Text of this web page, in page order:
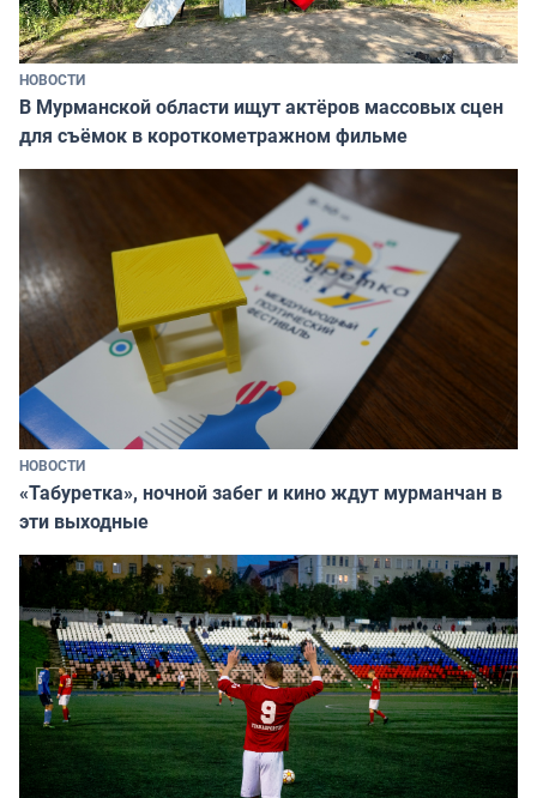
НОВОСТИ
В Мурманской области ищут актёров массовых сцен
для съёмок в короткометражном фильме
НОВОСТИ
«Табуретка», ночной забег и кино ждут мурманчан в
эти выходные